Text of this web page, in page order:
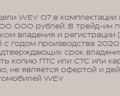
WEY 07 в
000 рублей. В трейд-ин
владения и регистрации
годом производства
срок
копию ПТС или СТС или
не является офертой и
WEY